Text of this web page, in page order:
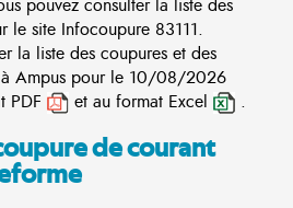
pouvez consulter la liste des
le site Infocoupure 83111.
la liste des coupures et des
à Ampus pour le 10/08/2026
PDF
et au format Excel .
de courant